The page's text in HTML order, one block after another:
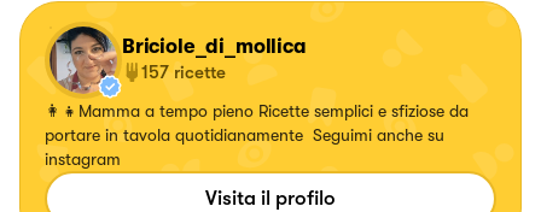
Briciole_di_mollica
157 ricette
👩‍👧Mamma a tempo pieno Ricette semplici e sfiziose da
portare in tavola quotidianamente Seguimi anche su
instagram
Visita il profilo